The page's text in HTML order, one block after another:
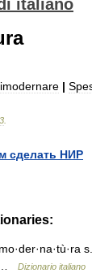
italiano
|
сделать НИР
…
Dizionario italiano